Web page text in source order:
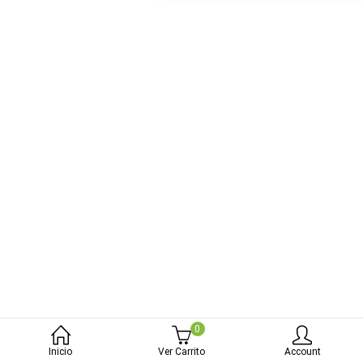
Inicio
0
Ver Carrito
Account